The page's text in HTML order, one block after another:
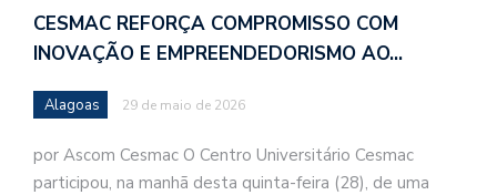
CESMAC REFORÇA COMPROMISSO COM
INOVAÇÃO E EMPREENDEDORISMO AO…
Alagoas 29 de maio de 2026
por Ascom Cesmac O Centro Universitário Cesmac
participou, na manhã desta quinta-feira (28), de uma